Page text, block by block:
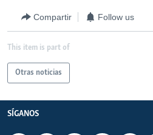
Compartir Follow us
This item is part of
Otras noticias
SÍGANOS